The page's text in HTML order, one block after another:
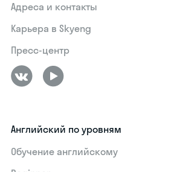
Адреса и контакты
Карьера в Skyeng
Пресс-центр
Английский по уровням
Обучение английскому